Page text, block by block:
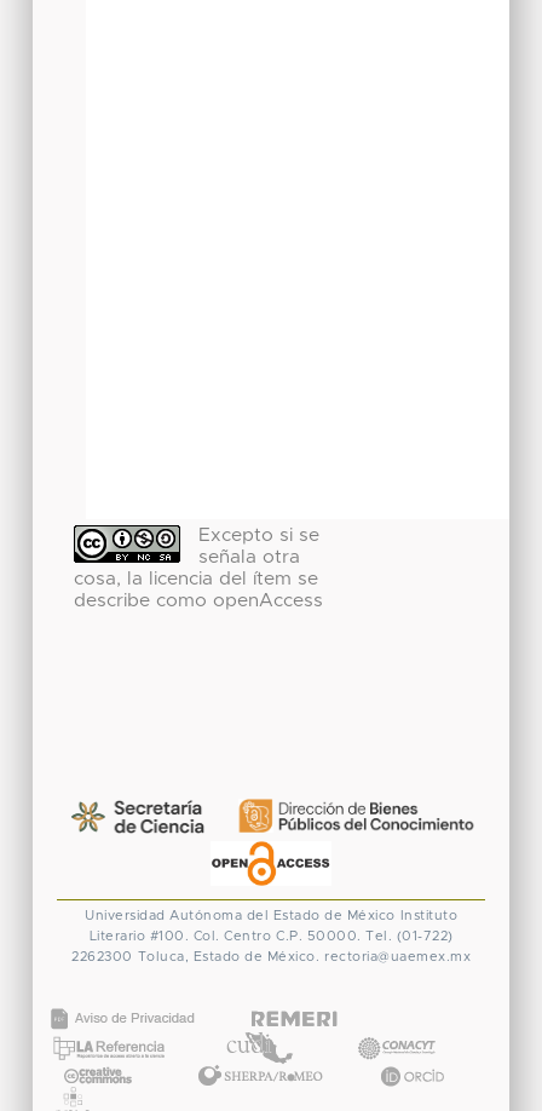
Excepto si se
señala otra
cosa, la licencia del ítem se
describe como openAccess
Universidad Autónoma del Estado de México
Instituto
Literario #100. Col. Centro C.P. 50000. Tel. (01-722)
2262300
Toluca, Estado de México. rectoria@uaemex.mx